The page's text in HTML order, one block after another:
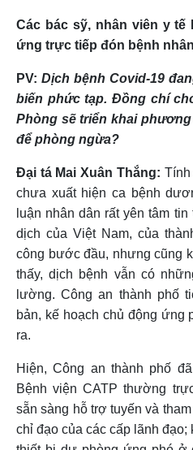
Các bác sỹ, nhân viên y tế
ứng trực tiếp đón bệnh
PV: Dịch bệnh Covid-19
biến phức tạp. Đồng chí
Phòng sẽ triển khai
để phòng ngừa?
Đại tá Mai Xuân Thắng: Tính
chưa xuất hiện ca bệnh
luận nhân dân rất yên tâm
dịch của Việt Nam, của
công bước đầu, nhưng cũng
thấy, dịch bệnh vẫn có
lường. Công an thành phố
bản, kế hoạch chủ động ứng
ra.
Hiện, Công an thành phố
Bệnh viện CATP thường
sẵn sàng hỗ trợ tuyến và
chỉ đạo của các cấp lãnh